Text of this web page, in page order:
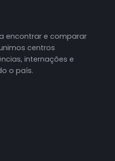
encontrar e comparar
centros
internações e
o país.